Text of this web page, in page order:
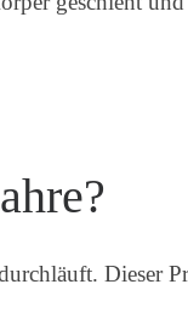
Dieser